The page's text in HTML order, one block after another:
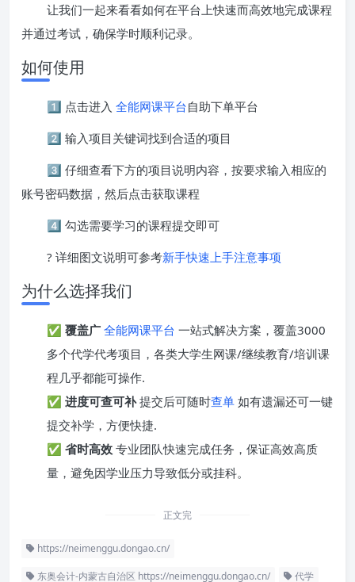
让我们一起来看看如何在平台上快速而高效地完成课程
并通过考试，确保学时顺利记录。
如何使用
1️⃣ 点击进入 全能网课平台自助下单平台
2️⃣ 输入项目关键词找到合适的项目
3️⃣ 仔细查看下方的项目说明内容，按要求输入相应的
账号密码数据，然后点击获取课程
4️⃣ 勾选需要学习的课程提交即可
? 详细图文说明可参考新手快速上手注意事项
为什么选择我们
✅ 覆盖广 全能网课平台 一站式解决方案，覆盖3000
多个代学代考项目，各类大学生网课/继续教育/培训课
程几乎都能可操作.
✅ 进度可查可补提交后可随时查单 如有遗漏还可一键
提交补学，方便快捷.
✅ 省时高效 专业团队快速完成任务，保证高效高质
量，避免因学业压力导致低分或挂科。
正文完
https://neimenggu.dongao.cn/
东奥会计-内蒙古自治区 https://neimenggu.dongao.cn/ 代学